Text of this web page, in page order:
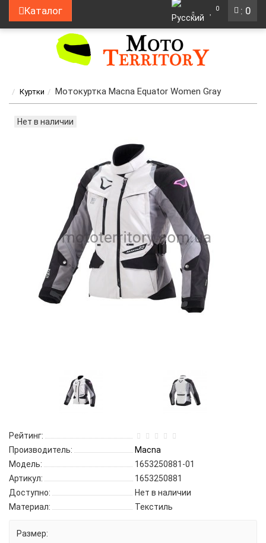
: 0
Каталог 0
Куртки Мотокуртка Macna Equator Women Gray
Нет в наличии
Рейтинг:
Производитель:
Macna
Модель:
1653250881-01
Артикул:
1653250881
Доступно:
Нет в наличии
Материал:
Текстиль
Размер: